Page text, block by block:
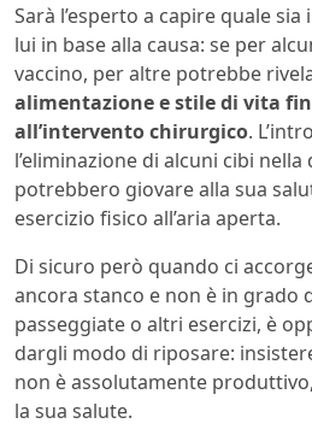
Sarà l’esperto a capire quale
lui in base alla causa: se per
vaccino, per altre potrebbe
alimentazione e stile di vita
all’intervento chirurgico.
l’eliminazione di alcuni cibi nella
potrebbero giovare alla sua
esercizio fisico all’aria aperta.
Di sicuro però quando ci
ancora stanco e non è in grado
passeggiate o altri esercizi, è
dargli modo di riposare:
non è assolutamente
la sua salute.